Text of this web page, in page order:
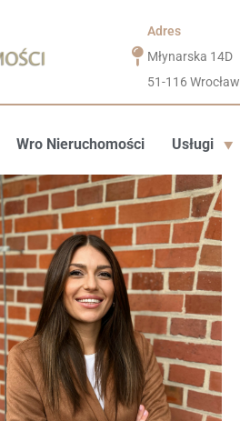
Adres
Młynarska 14D
51-116 Wrocław
Wro Nieruchomości Usługi